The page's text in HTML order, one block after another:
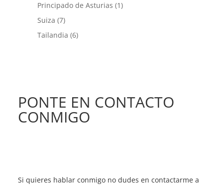
Principado de Asturias (1)
Suiza (7)
Tailandia (6)
PONTE EN CONTACTO
CONMIGO
Si quieres hablar conmigo no dudes en contactarme a